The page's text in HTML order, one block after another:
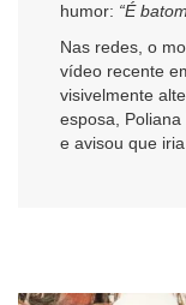
humor: “É
Nas redes, o
vídeo recente
visivelmente
esposa,
e avisou que